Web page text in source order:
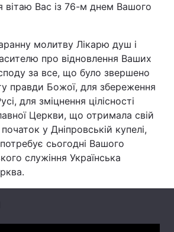
Війна
вітаю Вас із 76-м днем Вашого
молитву Лікарю душ і
про відновлення Ваших
за все, що було звершено
правди Божої, для збереження
для зміцнення цілісності
Церкви, що отримала свій
у Дніпровській купелі,
сьогодні Вашого
служіння Українська